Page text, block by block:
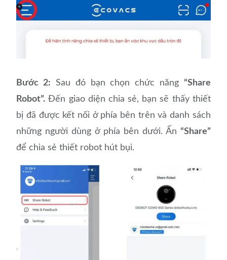
Bước 2: Sau đó bạn chọn chức năng “Share
Robot”. Đến giao diện chia sẻ, bạn sẽ thấy thiết
bị đã được kết nối ở phía bên trên và danh sách
những người dùng ở phía bên dưới. Ấn “Share”
để chia sẻ thiết robot hút bụi.